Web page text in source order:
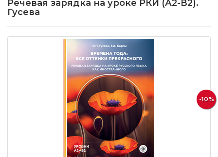
Речевая зарядка на уроке РКИ (А2-В2).
Гусева
-10%